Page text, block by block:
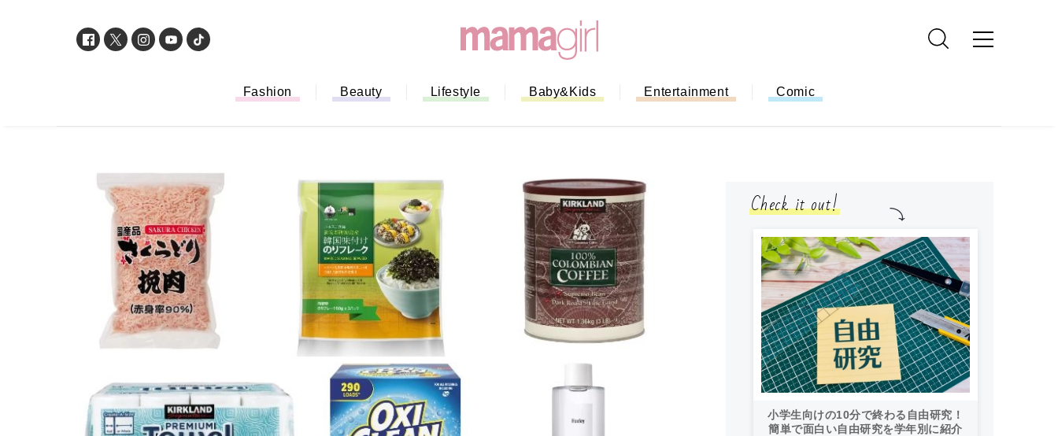
Fashion Beauty Lifestyle Baby&Kids Entertainment Comic
Check it out!
「もう行列に並ばない！」ミスドのモ
バイルオーダー完全ガイド｜支払い方
今日の星占い
小学生向けの10分で終わる自由研究！
簡単で面白い自由研究を学年別に紹介